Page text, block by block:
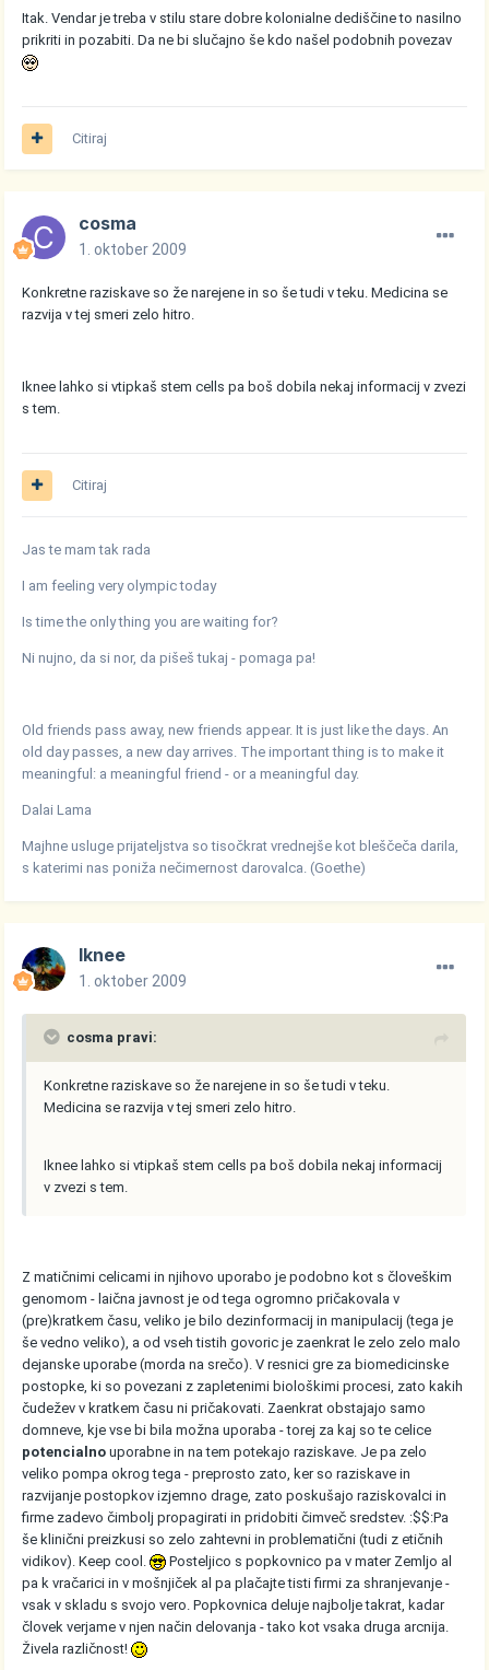
Itak. Vendar je treba v stilu stare dobre kolonialne dediščine to nasilno
prikriti in pozabiti. Da ne bi slučajno še kdo našel podobnih povezav
Citiraj
cosma
1. oktober 2009
Konkretne raziskave so že narejene in so še tudi v teku. Medicina se
razvija v tej smeri zelo hitro.
Iknee lahko si vtipkaš stem cells pa boš dobila nekaj informacij v zvezi
s tem.
Citiraj
Jas te mam tak rada
I am feeling very olympic today
Is time the only thing you are waiting for?
Ni nujno, da si nor, da pišeš tukaj - pomaga pa!
Old friends pass away, new friends appear. It is just like the days. An
old day passes, a new day arrives. The important thing is to make it
meaningful: a meaningful friend - or a meaningful day.
Dalai Lama
Majhne usluge prijateljstva so tisočkrat vrednejše kot bleščeča darila,
s katerimi nas poniža nečimernost darovalca. (Goethe)
Iknee
1. oktober 2009
cosma pravi:
Konkretne raziskave so že narejene in so še tudi v teku.
Medicina se razvija v tej smeri zelo hitro.
Iknee lahko si vtipkaš stem cells pa boš dobila nekaj informacij
v zvezi s tem.
Z matičnimi celicami in njihovo uporabo je podobno kot s človeškim
genomom - laična javnost je od tega ogromno pričakovala v
(pre)kratkem času, veliko je bilo dezinformacij in manipulacij (tega je
še vedno veliko), a od vseh tistih govoric je zaenkrat le zelo zelo malo
dejanske uporabe (morda na srečo). V resnici gre za biomedicinske
postopke, ki so povezani z zapletenimi biološkimi procesi, zato kakih
čudežev v kratkem času ni pričakovati. Zaenkrat obstajajo samo
domneve, kje vse bi bila možna uporaba - torej za kaj so te celice
potencialnouporabne in na tem potekajo raziskave. Je pa zelo
veliko pompa okrog tega - preprosto zato, ker so raziskave in
razvijanje postopkov izjemno drage, zato poskušajo raziskovalci in
firme zadevo čimbolj propagirati in pridobiti čimveč sredstev. :$$:Pa
še klinični preizkusi so zelo zahtevni in problematični (tudi z etičnih
vidikov). Keep cool.
Posteljico s popkovnico pa v mater Zemljo al
pa k vračarici in v mošnjiček al pa plačajte tisti firmi za shranjevanje -
vsak v skladu s svojo vero. Popkovnica deluje najbolje takrat, kadar
človek verjame v njen način delovanja - tako kot vsaka druga arcnija.
Živela različnost!